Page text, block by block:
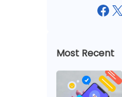
Facebook X
Most Recent